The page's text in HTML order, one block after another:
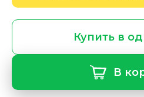
Купить в
В